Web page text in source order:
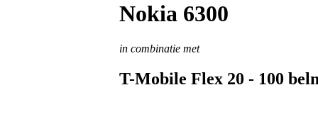
Nokia 6300
in combinatie met
T-Mobile Flex 20 - 100